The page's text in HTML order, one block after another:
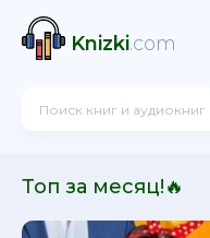
Knizki.com
Топ за месяц!🔥